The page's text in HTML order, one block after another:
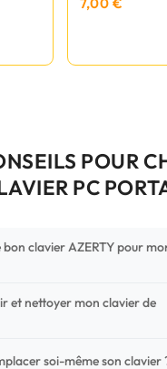
POUR
PC
clavier AZERTY pour
vérifiez trois points
: la disposition (AZERTY
des fixations (vis ou
et nettoyer mon clavier de
prolonge la vie de vos
soi-même son clavier